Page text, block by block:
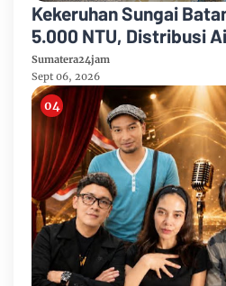
Kekeruhan Sungai
5.000 NTU, Distribusi
Mayang di Sejumlah
Sumatera24jam
Sept 06, 2026